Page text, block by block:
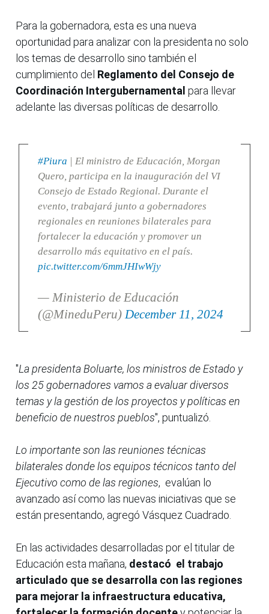
Para la gobernadora, esta es una nueva
oportunidad para analizar con la presidenta no solo
los temas de desarrollo sino también el
cumplimiento del Reglamento del Consejo de
Coordinación Intergubernamental para llevar
adelante las diversas políticas de desarrollo.
#Piura | El ministro de Educación, Morgan
Quero, participa en la inauguración del VI
Consejo de Estado Regional. Durante el
evento, trabajará junto a gobernadores
regionales en reuniones bilaterales para
fortalecer la educación y promover un
desarrollo más equitativo en el país.
pic.twitter.com/6mmJHIwWjy
— Ministerio de Educación
(@MineduPeru) December 11, 2024
"La presidenta Boluarte, los ministros de Estado y
los 25 gobernadores vamos a evaluar diversos
temas y la gestión de los proyectos y políticas en
beneficio de nuestros pueblos", puntualizó.
Lo importante son las reuniones técnicas
bilaterales donde los equipos técnicos tanto del
Ejecutivo como de las regiones, evalúan lo
avanzado así como las nuevas iniciativas que se
están presentando, agregó Vásquez Cuadrado.
En las actividades desarrolladas por el titular de
Educación esta mañana, destacó el trabajo
articulado que se desarrolla con las regiones
para mejorar la infraestructura educativa,